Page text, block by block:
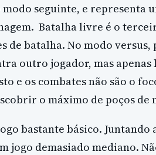
seguinte, e representa
Batalha livre é o
de batalha. No modo
outro jogador, mas
e os combates não são o
o máximo de poços de
bastante básico.
jogo demasiado mediano.